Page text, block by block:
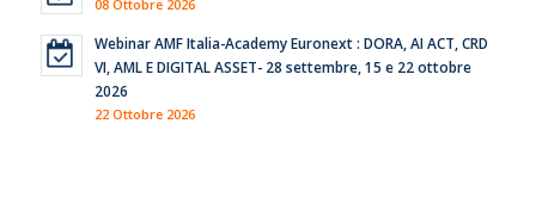
08 Ottobre 2026
Webinar AMF Italia-Academy Euronext : DORA, AI ACT, CRD
VI, AML E DIGITAL ASSET- 28 settembre, 15 e 22 ottobre
2026
22 Ottobre 2026